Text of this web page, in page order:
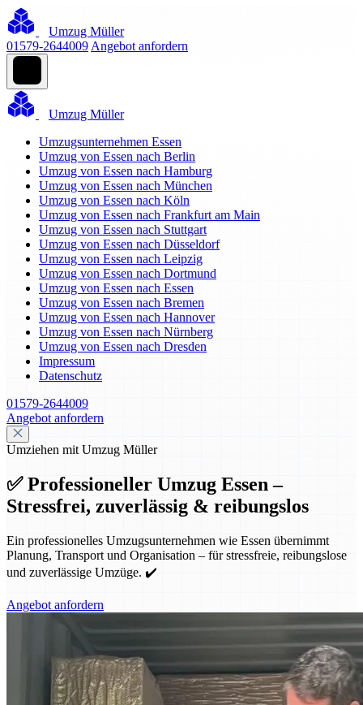
Umzug Müller
01579-2644009 Angebot anfordern
Umzug Müller
Umzugsunternehmen Essen
Umzug von Essen nach Berlin
Umzug von Essen nach Hamburg
Umzug von Essen nach München
Umzug von Essen nach Köln
Umzug von Essen nach Frankfurt am Main
Umzug von Essen nach Stuttgart
Umzug von Essen nach Düsseldorf
Umzug von Essen nach Leipzig
Umzug von Essen nach Dortmund
Umzug von Essen nach Essen
Umzug von Essen nach Bremen
Umzug von Essen nach Hannover
Umzug von Essen nach Nürnberg
Umzug von Essen nach Dresden
Impressum
Datenschutz
01579-2644009
Angebot anfordern
Umziehen mit Umzug Müller
✅ Professioneller Umzug Essen –
Stressfrei, zuverlässig & reibungslos
Ein professionelles Umzugsunternehmen wie Essen übernimmt
Planung, Transport und Organisation – für stressfreie, reibungslose
und zuverlässige Umzüge. ✔️
Angebot anfordern